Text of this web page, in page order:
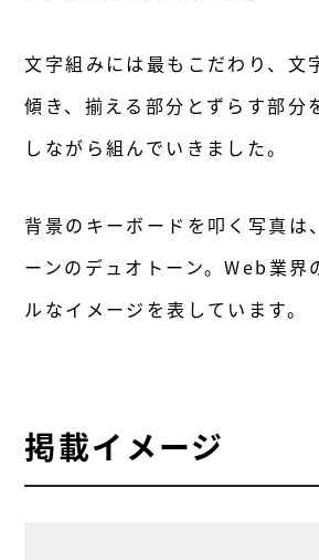
文字組みには最もこだわり、文
傾き、揃える部分とずらす部分
しながら組んでいきました。
背景のキーボードを叩く写真は
ーンのデュオトーン。Web業界
ルなイメージを表しています。
掲載イメージ